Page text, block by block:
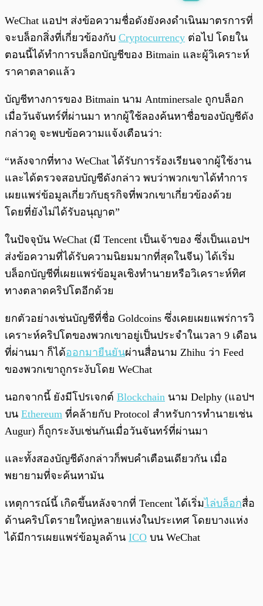
พร้อมเล่น
WeChat แอปฯ ส่งข้อความชื่อดังยังคงดำเนินมาตรการที่
จะบล็อกสิ่งที่เกี่ยวข้องกับ Cryptocurrency ต่อไป โดยใน
ตอนนี้ได้ทำการบล็อกบัญชีของ Bitmain และผู้วิเคราะห์
ราคาตลาดแล้ว
บัญชีทางการของ Bitmain นาม Antminersale ถูกบล็อก
เมื่อวันจันทร์ที่ผ่านมา หากผู้ใช้ลองค้นหาชื่อของบัญชีดัง
กล่าวดู จะพบข้อความแจ้งเตือนว่า:
“หลังจากที่ทาง WeChat ได้รับการร้องเรียนจากผู้ใช้งาน
และได้ตรวจสอบบัญชีดังกล่าว พบว่าพวกเขาได้ทำการ
เผยแพร่ข้อมูลเกี่ยวกับธุรกิจที่พวกเขาเกี่ยวข้องด้วย
โดยที่ยังไม่ได้รับอนุญาต”
ในปัจจุบัน WeChat (มี Tencent เป็นเจ้าของ ซึ่งเป็นแอปฯ
ส่งข้อความที่ได้รับความนิยมมากที่สุดในจีน) ได้เริ่ม
บล็อกบัญชีที่เผยแพร่ข้อมูลเชิงทำนายหรือวิเคราะห์ทิศ
ทางตลาดคริปโตอีกด้วย
ยกตัวอย่างเช่นบัญชีที่ชื่อ Goldcoins ซึ่งเคยเผยแพร่การวิ
เคราะห์คริปโตของพวกเขาอยู่เป็นประจำในเวลา 9 เดือน
ที่ผ่านมา ก็ได้ออกมายืนยันผ่านสื่อนาม Zhihu ว่า Feed
ของพวกเขาถูกระงับโดย WeChat
นอกจากนี้ ยังมีโปรเจกต์ Blockchain นาม Delphy (แอปฯ
บน Ethereum ที่คล้ายกับ Protocol สำหรับการทำนายเช่น
Augur) ก็ถูกระงับเช่นกันเมื่อวันจันทร์ที่ผ่านมา
และทั้งสองบัญชีดังกล่าวก็พบคำเตือนเดียวกัน เมื่อ
พยายามที่จะค้นหามัน
เหตุการณ์นี้ เกิดขึ้นหลังจากที่ Tencent ได้เริ่มไล่บล็อกสื่อ
ด้านคริปโตรายใหญ่หลายแห่งในประเทศ โดยบางแห่ง
ได้มีการเผยแพร่ข้อมูลด้าน ICO บน WeChat